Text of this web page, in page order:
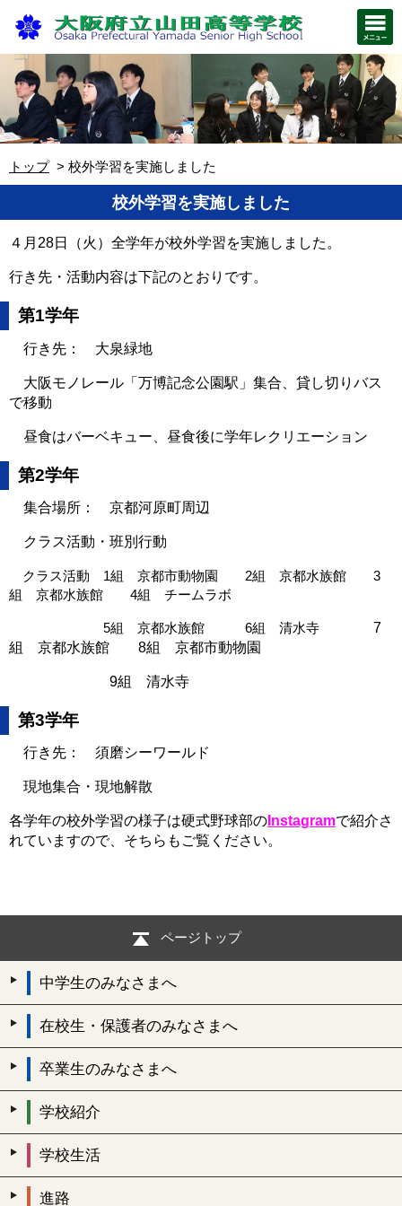
トップ 校外学習を実施しました
校外学習を実施しました
４月28日（火）全学年が校外学習を実施しました。
行き先・活動内容は下記のとおりです。
第1学年
行き先： 大泉緑地
大阪モノレール「万博記念公園駅」集合、貸し切りバス
で移動
昼食はバーベキュー、昼食後に学年レクリエーション
第2学年
集合場所： 京都河原町周辺
クラス活動・班別行動
クラス活動 1組 京都市動物園 2組 京都水族館 3
組 京都水族館 4組 チームラボ
5組 京都水族館 6組 清水寺 7
組 京都水族館 8組 京都市動物園
9組 清水寺
第3学年
行き先： 須磨シーワールド
現地集合・現地解散
各学年の校外学習の様子は硬式野球部の Instagramで紹介さ
れていますので、そちらもご覧ください。
ページトップ
中学生のみなさまへ
在校生・保護者のみなさまへ
卒業生のみなさまへ
学校紹介
学校生活
進路